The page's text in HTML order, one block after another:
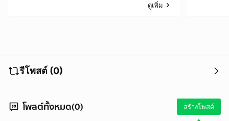
ดูเพิ่ม
รีโพสต์ (0)
โพสต์ทั้งหมด(0) สร้างโพสต์